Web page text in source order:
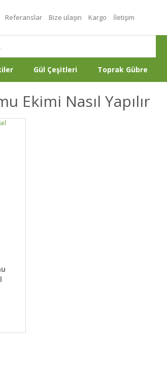
Referanslar Bize ulaşın Kargo İletişim
Gül Çeşitleri Toprak Gübre
Ekimi Nasıl Yapılır